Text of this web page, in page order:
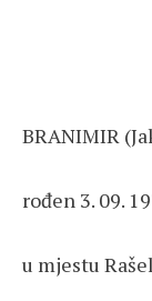
BRANIMIR
rođen 3. 09.
u mjestu